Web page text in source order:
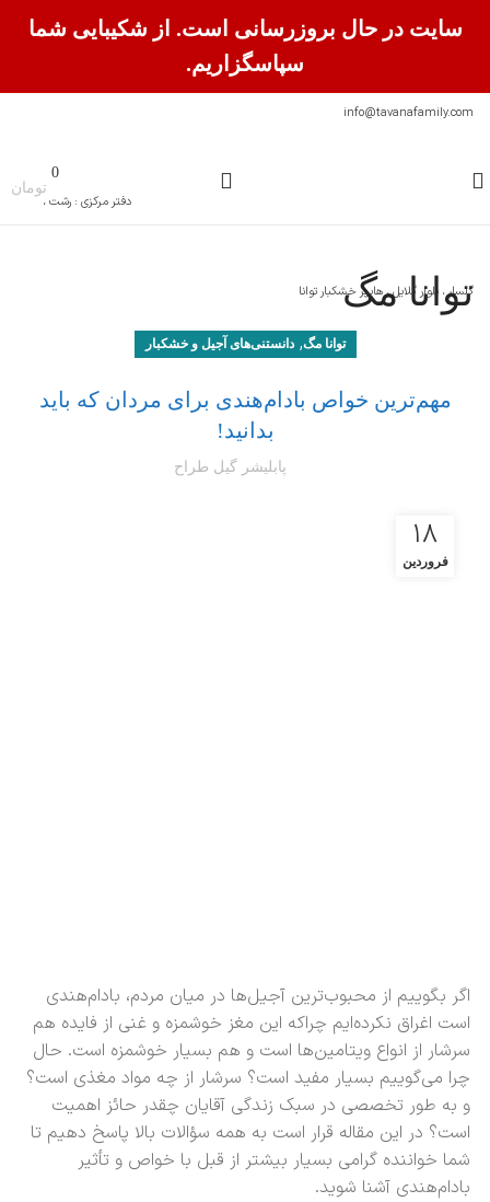
info@tavanafamily.com
دفتر مرکزی : رشت ،
گلسار ، بلوار گلایل ، هایپر خشکبار توانا
0
تومان
توانا مگ
توانا مگ,دانستنی‌های آجیل و خشکبار
مهم‌ترین خواص بادام‌هندی برای مردان که باید
بدانید!
پابلیشر گیل طراح
18
فروردین
اگر بگوییم از محبوب‌ترین آجیل‌ها در میان مردم، بادام‌هندی
است اغراق نکرده‌‌ایم چراکه این مغز خوشمزه و غنی از فایده هم
سرشار از انواع ویتامین‌ها است و هم بسیار خوشمزه است. حال
چرا می‌گوییم بسیار مفید است؟ سرشار از چه مواد مغذی است؟
و به طور تخصصی در سبک زندگی آقایان چقدر حائز اهمیت
است؟ در این مقاله قرار است به همه سؤالات بالا پاسخ دهیم تا
شما خواننده گرامی بسیار بیشتر از قبل با خواص و تأثیر
بادام‌هندی آشنا شوید.
سایت در حال بروزرسانی است. از شکیبایی شما
سپاسگزاریم.